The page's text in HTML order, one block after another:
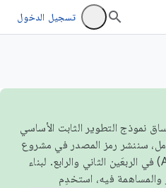
تسجيل الدخول
ولضمان اتّساق نموذج التطوير الثابت الأساسي
سننشر رمز المصدر في مشروع
Android مفتوح المصدر (AOSP) في الربعَين الثاني والرابع. لبناء